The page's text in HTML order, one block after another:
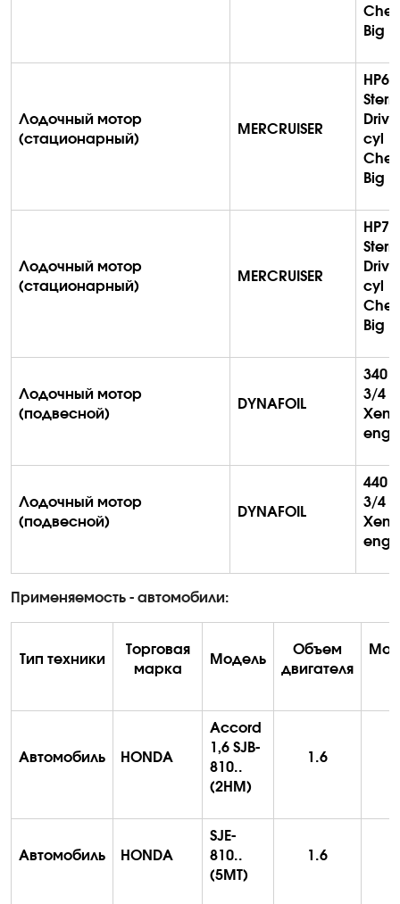
Big
Лодочный мотор
(стационарный)
MERCRUISER
Stern
cyl
Big
Лодочный мотор
(стационарный)
MERCRUISER
Stern
cyl
Big
Лодочный мотор
(подвесной)
DYNAFOIL
340
3/4
Лодочный мотор
(подвесной)
DYNAFOIL
440
3/4
Применяемость - автомобили:
Тип техники
Торговая
марка
Модель
Объем
двигателя
Автомобиль HONDA
Accord
1,6 SJB-
810..
(2HM)
1.6
Автомобиль HONDA
SJE-
810..
(5MT)
1.6